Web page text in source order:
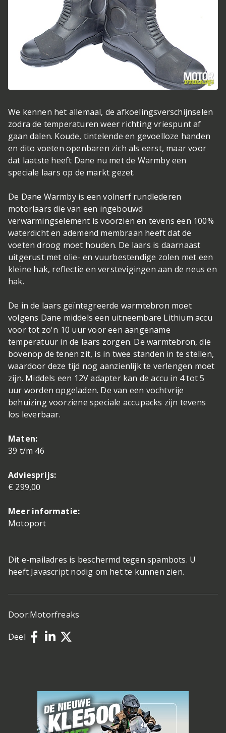
We kennen het allemaal, de afkoelingsverschijnselen
zodra de temperaturen weer richting vriespunt af
gaan dalen. Koude, tintelende en gevoelloze handen
en dito voeten openbaren zich als eerst, maar voor
dat laatste heeft Dane nu met de Warmby een
speciale laars op de markt gezet.
De Dane Warmby is een volnerf rundlederen
motorlaars die van een ingebouwd
verwarmingselement is voorzien en tevens een 100%
waterdicht en ademend membraan heeft dat de
voeten droog moet houden. De laars is daarnaast
uitgerust met olie- en vuurbestendige zolen met een
kleine hak, reflectie en verstevigingen aan de neus en
hak.
De in de laars geïntegreerde warmtebron moet
volgens Dane middels een uitneembare Lithium accu
voor tot zo'n 10 uur voor een aangename
temperatuur in de laars zorgen. De warmtebron, die
bovenop de tenen zit, is in twee standen in te stellen,
waardoor deze tijd nog aanzienlijk te verlengen moet
zijn. Middels een 12V adapter kan de accu in 4 tot 5
uur worden opgeladen. De van een vochtvrije
behuizing voorziene speciale accupacks zijn tevens
los leverbaar.
Maten:
39 t/m 46
Adviesprijs:
€ 299,00
Meer informatie:
Motoport
Dit e-mailadres is beschermd tegen spambots. U
heeft Javascript nodig om het te kunnen zien.
Door:Motorfreaks
Deel